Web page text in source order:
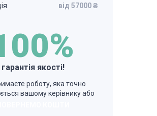
від 57000 ₴
гарантія якості!
роботу, яка точно
вашому керівнику або